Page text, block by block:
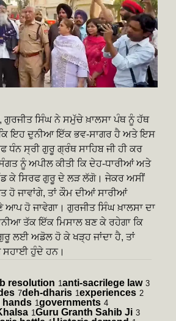
ਸਿੰਘ ਨੇ ਸਮੁੱਚੇ ਖ਼ਾਲਸਾ ਪੰਥ ਨੂੰ ਹੱਥ
ਕਿ ਇਹ ਦੁਨੀਆ ਇੱਕ ਭਵ-ਸਾਗਰ ਹੈ ਅਤੇ ਇਸ
ਧੰਨ ਸ੍ਰੀ ਗੁਰੂ ਗ੍ਰੰਥ ਸਾਹਿਬ ਜੀ ਹੀ ਕਰ
ਨੂੰ ਅਪੀਲ ਕੀਤੀ ਕਿ ਦੇਹ-ਧਾਰੀਆਂ ਅਤੇ
ਕੇ ਸਿਰਫ ਗੁਰੂ ਦੇ ਲੜ ਲੱਗੋ। ਜੇਕਰ ਅਸੀਂ
ਹੋ ਜਾਵਾਂਗੇ, ਤਾਂ ਕੌਮ ਦੀਆਂ ਸਾਰੀਆਂ
ਹੋ ਜਾਵੇਗਾ। ਗੁਰਜੀਤ ਸਿੰਘ ਖ਼ਾਲਸਾ ਦਾ
ਤੱਕ ਇੱਕ ਮਿਸਾਲ ਬਣ ਕੇ ਰਹੇਗਾ ਕਿ
ਲਈ ਅਡੋਲ ਹੋ ਕੇ ਖੜ੍ਹ ਜਾਂਦਾ ਹੈ, ਤਾਂ
ਹੁੰਦੇ ਹਨ।
resolution 1anti-sacrilege law 3
7deh-dharis 1experiences 2
hands 1governments 4
1Guru Granth Sahib Ji 3